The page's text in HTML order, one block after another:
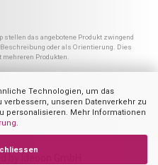
Technologien, um das
unseren Datenverkehr zu
personalisieren. Mehr Informationen
.
das angebotene Produkt zwingend
oder als Orientierung. Dies
Produkten.